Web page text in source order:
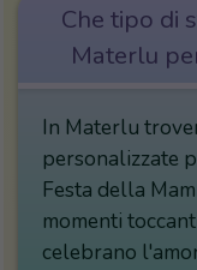
Che tipo di
Materlu
In Materlu
personalizzate
Festa della
momenti
celebrano